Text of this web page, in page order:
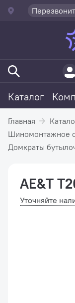
Каталог
Главная
Шиномонтажное
Домкраты
AE&T
Уточняйте